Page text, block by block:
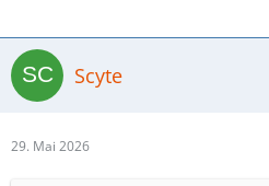
Scyte
29. Mai 2026